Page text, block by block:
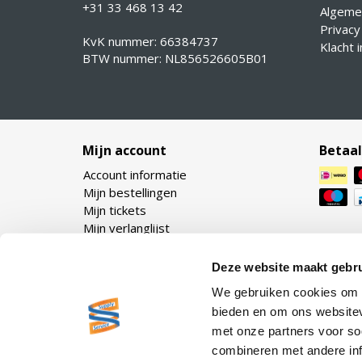
Deze website maakt
We gebruiken cookies
bieden en om ons
met onze partners voor
combineren met andere
+31 33 468 13 42
KvK nummer: 66384737
BTW nummer: NL856526605B01
Klacht
Mijn account
Account informatie
Mijn bestellingen
Mijn tickets
Mijn verlanglijst